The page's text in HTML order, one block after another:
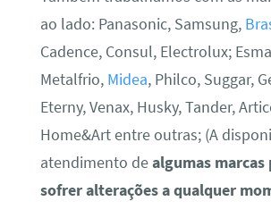
ao lado: Panasonic, Samsung,
Cadence, Consul, Electrolux;
Metalfrio, Midea, Philco, Suggar,
Eterny, Venax, Husky, Tander,
Home&Art entre outras; (A
atendimento dealgumas marcas
sofrer alterações a qualquer